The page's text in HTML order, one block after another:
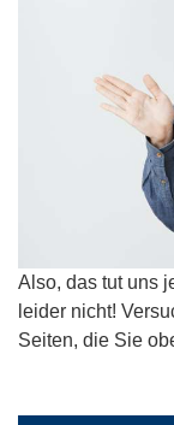
Also, das tut uns
leider nicht!
Seiten, die Sie